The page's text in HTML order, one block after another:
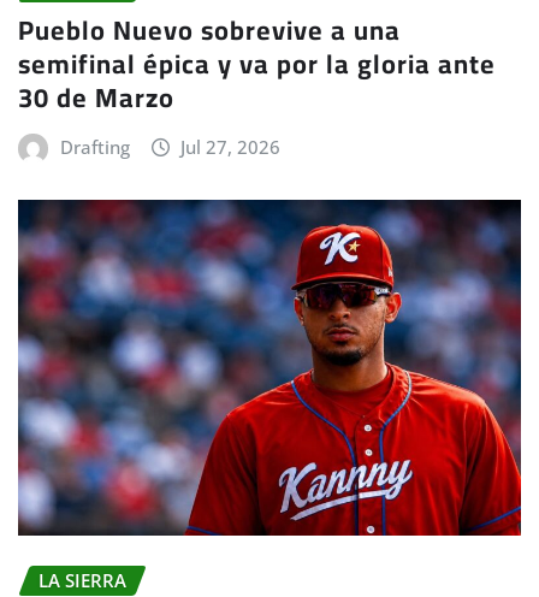
Pueblo Nuevo sobrevive a una
semifinal épica y va por la gloria ante
30 de Marzo
Drafting Jul 27, 2026
LA SIERRA